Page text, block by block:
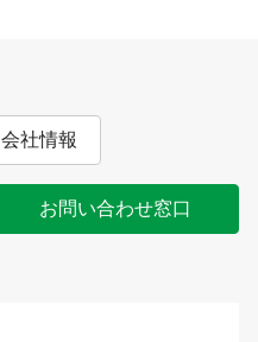
会社情報
お問い合わせ窓口